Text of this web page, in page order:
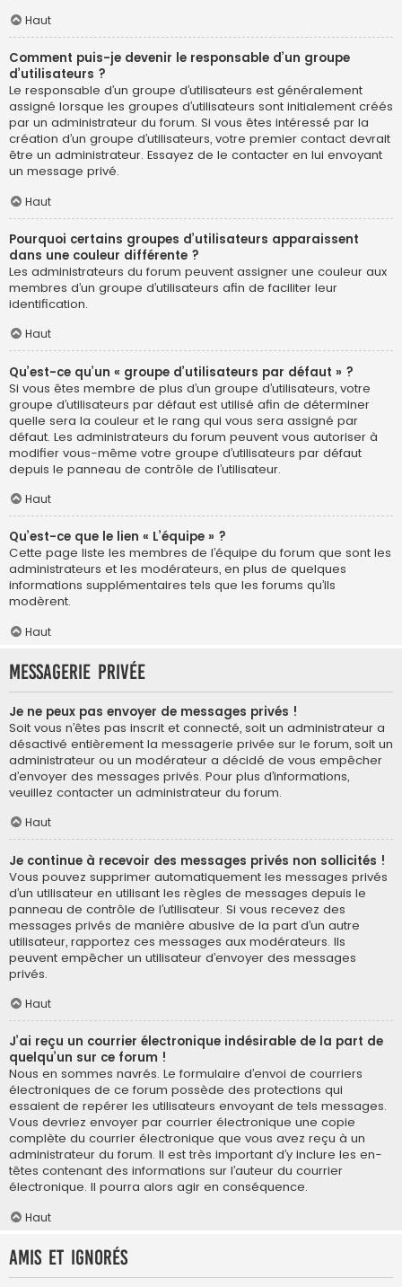
Haut
Comment puis-je devenir le responsable d’un groupe
d’utilisateurs ?
Le responsable d’un groupe d’utilisateurs est généralement
assigné lorsque les groupes d’utilisateurs sont initialement créés
par un administrateur du forum. Si vous êtes intéressé par la
création d’un groupe d’utilisateurs, votre premier contact devrait
être un administrateur. Essayez de le contacter en lui envoyant
un message privé.
Haut
Pourquoi certains groupes d’utilisateurs apparaissent
dans une couleur différente ?
Les administrateurs du forum peuvent assigner une couleur aux
membres d’un groupe d’utilisateurs afin de faciliter leur
identification.
Haut
Qu’est-ce qu’un « groupe d’utilisateurs par défaut » ?
Si vous êtes membre de plus d’un groupe d’utilisateurs, votre
groupe d’utilisateurs par défaut est utilisé afin de déterminer
quelle sera la couleur et le rang qui vous sera assigné par
défaut. Les administrateurs du forum peuvent vous autoriser à
modifier vous-même votre groupe d’utilisateurs par défaut
depuis le panneau de contrôle de l’utilisateur.
Haut
Qu’est-ce que le lien « L’équipe » ?
Cette page liste les membres de l’équipe du forum que sont les
administrateurs et les modérateurs, en plus de quelques
informations supplémentaires tels que les forums qu’ils
modèrent.
Haut
Messagerie privée
Je ne peux pas envoyer de messages privés !
Soit vous n’êtes pas inscrit et connecté, soit un administrateur a
désactivé entièrement la messagerie privée sur le forum, soit un
administrateur ou un modérateur a décidé de vous empêcher
d’envoyer des messages privés. Pour plus d’informations,
veuillez contacter un administrateur du forum.
Haut
Je continue à recevoir des messages privés non sollicités !
Vous pouvez supprimer automatiquement les messages privés
d’un utilisateur en utilisant les règles de messages depuis le
panneau de contrôle de l’utilisateur. Si vous recevez des
messages privés de manière abusive de la part d’un autre
utilisateur, rapportez ces messages aux modérateurs. Ils
peuvent empêcher un utilisateur d’envoyer des messages
privés.
Haut
J’ai reçu un courrier électronique indésirable de la part de
quelqu’un sur ce forum !
Nous en sommes navrés. Le formulaire d’envoi de courriers
électroniques de ce forum possède des protections qui
essaient de repérer les utilisateurs envoyant de tels messages.
Vous devriez envoyer par courrier électronique une copie
complète du courrier électronique que vous avez reçu à un
administrateur du forum. Il est très important d’y inclure les en-
têtes contenant des informations sur l’auteur du courrier
électronique. Il pourra alors agir en conséquence.
Haut
Amis et ignorés